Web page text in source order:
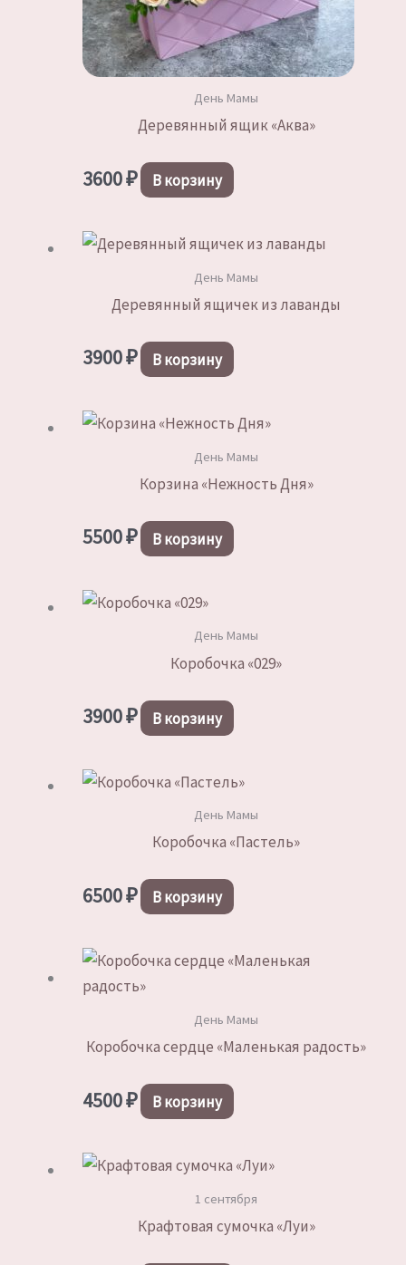
День Мамы
Деревянный ящик «Аква»
3600₽ В корзину
День Мамы
Деревянный ящичек из лаванды
3900₽ В корзину
День Мамы
Корзина «Нежность Дня»
5500₽ В корзину
День Мамы
Коробочка «029»
3900₽ В корзину
День Мамы
Коробочка «Пастель»
6500₽ В корзину
День Мамы
Коробочка сердце «Маленькая радость»
4500₽ В корзину
1 сентября
Крафтовая сумочка «Луи»